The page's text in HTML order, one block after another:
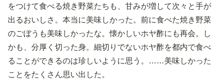
をつけて食べる焼き野菜たちも、甘みが増して次々と手が
出るおいしさ。本当に美味しかった。前に食べた焼き野菜
のごぼうも美味しかったな。懐かしいホヤ酢にも再会。し
かも、分厚く切った身。細切りでないホヤ酢を都内で食べ
ることができるのは珍しいように思う。……美味しかった
ことをたくさん思い出した。